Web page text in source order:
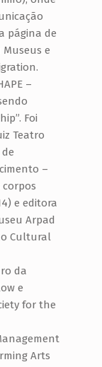
página de
e
–
Foi
Teatro
–
corpos
e editora
Arpad
Cultural
da
e
for the
Arts